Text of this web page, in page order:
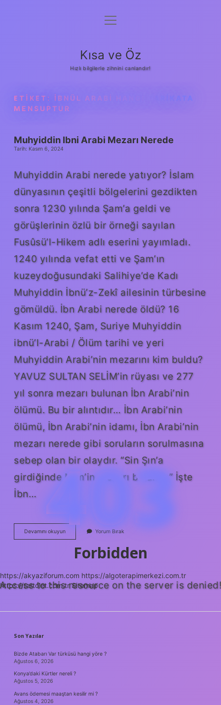
Anasayfa
Yasal Uyarı
menüyü
Kısa ve Öz
Hızlı bilgilerle zihnini canlandır!
ETIKET:
İBNÜL ARABI HANGI TARIKATA
MENSUPTUR
Muhyiddin Ibni Arabi Mezarı Nerede
Tarih: Kasım 6, 2024
Muhyiddin Arabi nerede yatıyor? İslam
dünyasının çeşitli bölgelerini gezdikten
sonra 1230 yılında Şam’a geldi ve
görüşlerinin özlü bir örneği sayılan
Fusûsü’l-Hikem adlı eserini yayımladı.
1240 yılında vefat etti ve Şam’ın
kuzeydoğusundaki Salihiye’de Kadı
Muhyiddin İbnü’z-Zekî ailesinin türbesine
gömüldü. İbn Arabi nerede öldü? 16
Kasım 1240, Şam, Suriye Muhyiddin
ibnü’l-Arabi / Ölüm tarihi ve yeri
Muhyiddin Arabi’nin mezarını kim buldu?
YAVUZ SULTAN SELİM’in rüyası ve 277
yıl sonra mezarı bulunan İbn Arabi’nin
ölümü. Bu bir alıntıdır… İbn Arabi’nin
ölümü, İbn Arabi’nin idamı, İbn Arabi’nin
mezarı nerede gibi soruların sorulmasına
sebep olan bir olaydır. “Sin Şın’a
girdiğinde Mim’in mezarı bulunur.” İşte
İbn…
Devamını okuyunMuhyiddin
Ibni
Mezarı
Nerede
Yorum Bırak
https://akyaziforum.com https://algoterapimerkezi.com.tr
https://tartolet.com.tr Sitemap
SIDEBAR
Son Yazılar
Bizde Atabarı Var türküsü hangi yöre ?
Ağustos 6, 2026
Konya’daki Kürtler nereli ?
Ağustos 5, 2026
Avans ödemesi maaştan kesilir mi ?
Ağustos 4, 2026
403
Forbidden
Access to this resource on the server is denied!